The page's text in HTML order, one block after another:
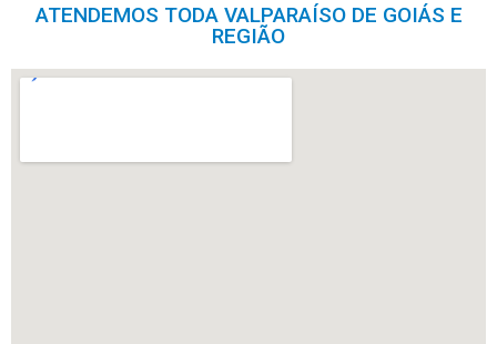
ATENDEMOS TODA VALPARAÍSO DE GOIÁS E
REGIÃO